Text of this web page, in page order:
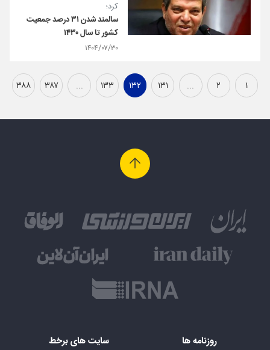
کرد؛
سالمند شدن ۳۱ درصد جمعیت
کشور تا سال ۱۴۳۰
۱۴۰۴/۰۷/۳۰
۱ ۲ ... ۱۳۱ ۱۳۲ ۱۳۳ ... ۳۸۷ ۳۸۸
روزنامه ها سایت های برخط